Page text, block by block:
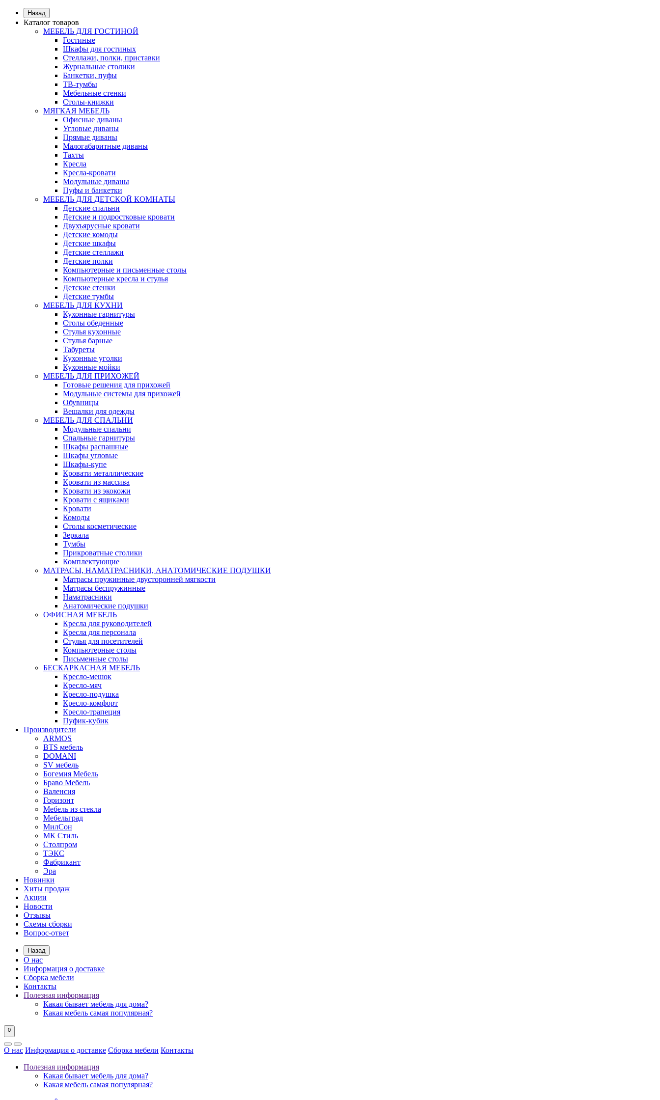
Назад
Каталог товаров
МЕБЕЛЬ ДЛЯ ГОСТИНОЙ
Гостиные
Шкафы для гостиных
Стеллажи, полки, приставки
Журнальные столики
Банкетки, пуфы
ТВ-тумбы
Мебельные стенки
Столы-книжки
МЯГКАЯ МЕБЕЛЬ
Офисные диваны
Угловые диваны
Прямые диваны
Малогабаритные диваны
Тахты
Кресла
Кресла-кровати
Модульные диваны
Пуфы и банкетки
МЕБЕЛЬ ДЛЯ ДЕТСКОЙ КОМНАТЫ
Детские спальни
Детские и подростковые кровати
Двухъярусные кровати
Детские комоды
Детские шкафы
Детские стеллажи
Детские полки
Компьютерные и письменные столы
Компьютерные кресла и стулья
Детские стенки
Детские тумбы
МЕБЕЛЬ ДЛЯ КУХНИ
Кухонные гарнитуры
Столы обеденные
Стулья кухонные
Стулья барные
Табуреты
Кухонные уголки
Кухонные мойки
МЕБЕЛЬ ДЛЯ ПРИХОЖЕЙ
Готовые решения для прихожей
Модульные системы для прихожей
Обувницы
Вешалки для одежды
МЕБЕЛЬ ДЛЯ СПАЛЬНИ
Модульные спальни
Спальные гарнитуры
Шкафы распашные
Шкафы угловые
Шкафы-купе
Кровати металлические
Кровати из массива
Кровати из экокожи
Кровати с ящиками
Кровати
Комоды
Столы косметические
Зеркала
Тумбы
Прикроватные столики
Комплектующие
МАТРАСЫ, НАМАТРАСНИКИ, АНАТОМИЧЕСКИЕ ПОДУШКИ
Матрасы пружинные двусторонней мягкости
Матрасы беспружинные
Наматрасники
Анатомические подушки
ОФИСНАЯ МЕБЕЛЬ
Кресла для руководителей
Кресла для персонала
Стулья для посетителей
Компьютерные столы
Письменные столы
БЕСКАРКАСНАЯ МЕБЕЛЬ
Кресло-мешок
Кресло-мяч
Кресло-подушка
Кресло-комфорт
Кресло-трапеция
Пуфик-кубик
Производители
ARMOS
BTS мебель
DOMANI
SV мебель
Богемия Мебель
Браво Мебель
Валенсия
Горизонт
Мебель из стекла
Мебельград
МилСон
МК Стиль
Столпром
ТЭКС
Фабрикант
Эра
Новинки
Хиты продаж
Акции
Новости
Отзывы
Схемы сборки
Вопрос-ответ
Назад
О нас
Информация о доставке
Сборка мебели
Контакты
Полезная информация
Какая бывает мебель для дома?
Какая мебель самая популярная?
0
О нас Информация о доставке Сборка мебели Контакты
Полезная информация
Какая бывает мебель для дома?
Какая мебель самая популярная?